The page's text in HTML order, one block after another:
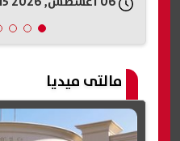
مالتى ميديا